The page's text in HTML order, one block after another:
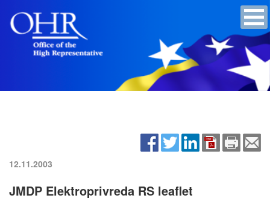
12.11.2003
JMDP Elektroprivreda RS leaflet